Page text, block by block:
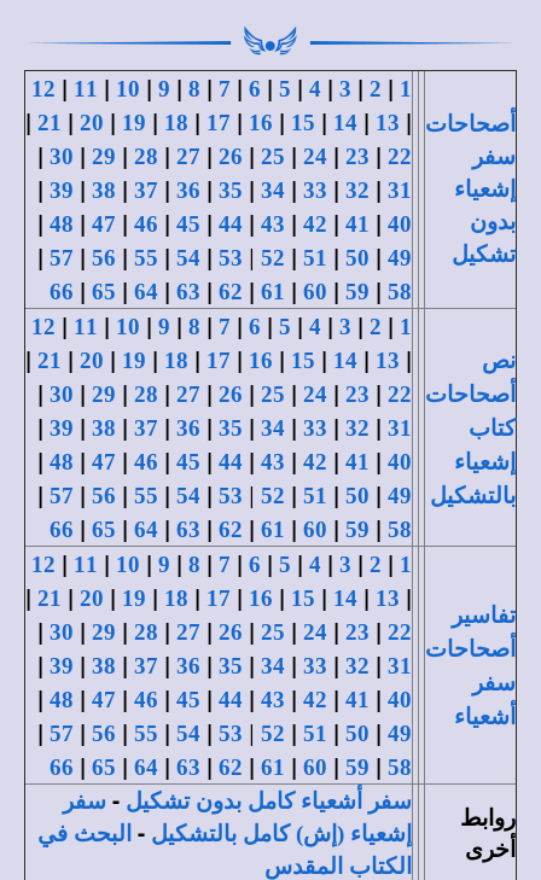
أصحاحات
سفر
إشعياء
بدون
تشكيل
1
|
2
|
3
|
4
|
5
|
6
|
7
|
8
|
9
|
10
|
11
|
12
|
13
|
14
|
15
|
16
|
17
|
18
|
19
|
20
|
21
|
22
|
23
|
24
|
25
|
26
|
27
|
28
|
29
|
30
|
31
|
32
|
33
|
34
|
35
|
36
|
37
|
38
|
39
|
40
|
41
|
42
|
43
|
44
|
45
|
46
|
47
|
48
|
49
|
50
|
51
|
52
|
53
|
54
|
55
|
56
|
57
|
58
|
59
|
60
|
61
|
62
|
63
|
64
|
65
|
66
نص
أصحاحات
كتاب
إشعياء
بالتشكيل
1
|
2
|
3
|
4
|
5
|
6
|
7
|
8
|
9
|
10
|
11
|
12
|
13
|
14
|
15
|
16
|
17
|
18
|
19
|
20
|
21
|
22
|
23
|
24
|
25
|
26
|
27
|
28
|
29
|
30
|
31
|
32
|
33
|
34
|
35
|
36
|
37
|
38
|
39
|
40
|
41
|
42
|
43
|
44
|
45
|
46
|
47
|
48
|
49
|
50
|
51
|
52
|
53
|
54
|
55
|
56
|
57
|
58
|
59
|
60
|
61
|
62
|
63
|
64
|
65
|
66
تفاسير
أصحاحات
سفر
أشعياء
1
|
2
|
3
|
4
|
5
|
6
|
7
|
8
|
9
|
10
|
11
|
12
|
13
|
14
|
15
|
16
|
17
|
18
|
19
|
20
|
21
|
22
|
23
|
24
|
25
|
26
|
27
|
28
|
29
|
30
|
31
|
32
|
33
|
34
|
35
|
36
|
37
|
38
|
39
|
40
|
41
|
42
|
43
|
44
|
45
|
46
|
47
|
48
|
49
|
50
|
51
|
52
|
53
|
54
|
55
|
56
|
57
|
58
|
59
|
60
|
61
|
62
|
63
|
64
|
65
|
66
روابط
أخرى
سفر أشعياء كامل بدون تشكيل - سفر
إشعياء (إش) كامل بالتشكيل - البحث في
الكتاب المقدس